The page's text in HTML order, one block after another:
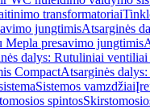
transformatoriai
jungtimisAtsarginės
Mepla presavimo jungtimis
dalys: Rutuliniai
CompactAtsarginės
Sistemos vamzdžiai
spintos